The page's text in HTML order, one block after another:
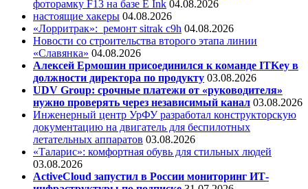
фоторамку F13 на базе E Ink 04.08.2026
настоящие хакеры 04.08.2026
«Лорритрак»: ремонт sitrak c9h 04.08.2026
Новости со строительства второго этапа линии
«Славянка» 04.08.2026
Алексей Ермошин присоединился к команде ITKey в
должности директора по продукту 03.08.2026
UDV Group: срочные платежи от «руководителя»
нужно проверять через независимый канал 03.08.2026
Инженерный центр УрФУ разработал конструкторскую
документацию на двигатель для беспилотных
летательных аппаратов 03.08.2026
«Таларис»: комфортная обувь для стильных людей
03.08.2026
ActiveCloud запустил в России мониторинг ИТ-